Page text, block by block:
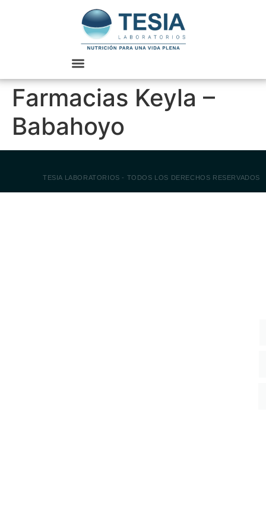
Farmacias Keyla –
Babahoyo
TESIA LABORATORIOS - TODOS LOS DERECHOS RESERVADOS